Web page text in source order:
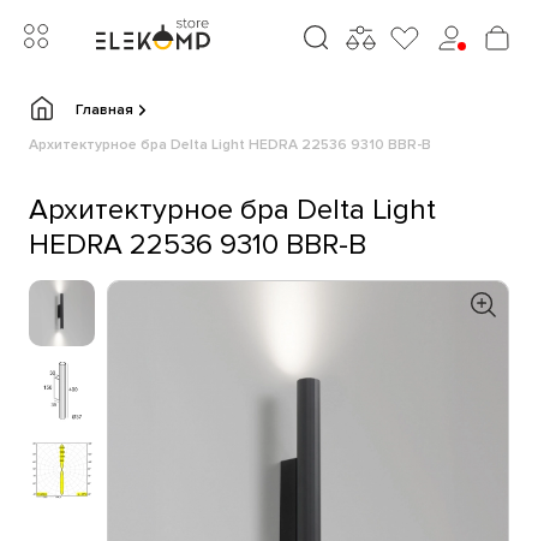
Главная
Архитектурное бра Delta Light HEDRA 22536 9310 BBR-B
Архитектурное бра Delta Light
HEDRA 22536 9310 BBR-B